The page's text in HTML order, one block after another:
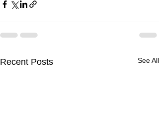
Recent Posts See All